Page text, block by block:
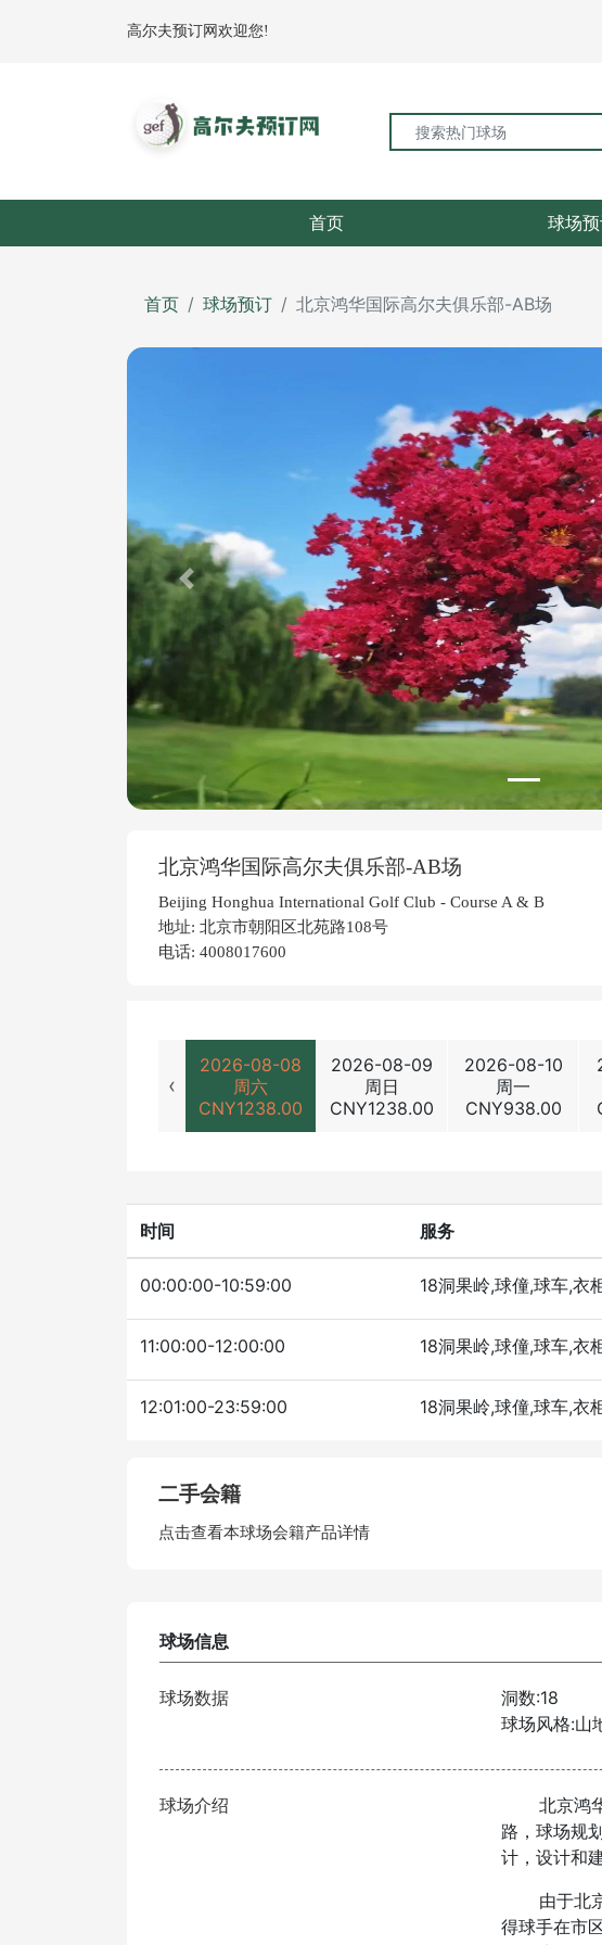
高尔夫预订网欢迎您!
首页 球场
首页 球场预订 北京鸿华国际高尔夫俱乐部-AB场
Previous
北京鸿华国际高尔夫俱乐部-AB场
Beijing Honghua International Golf Club - Course A & B
地址: 北京市朝阳区北苑路108号
电话: 4008017600
‹
2026-08-08
周六
CNY1238.00
2026-08-09
周日
CNY1238.00
2026-08-10
周一
CNY938.00
时间 服务
00:00:00-10:59:00 18洞果岭,球僮,球车,衣
11:00:00-12:00:00 18洞果岭,球僮,球车,衣
12:01:00-23:59:00 18洞果岭,球僮,球车,衣
二手会籍
点击查看本球场会籍产品详情
球场信息
球场数据 洞数:18
球场风格:山
球场介绍
北京鸿华
路，球场规
计，设计和
由于北京
得球手在市